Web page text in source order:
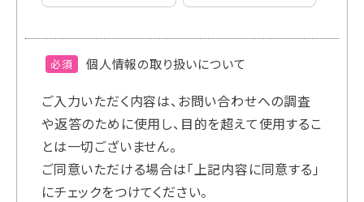
個人情報の取り扱いについて
必須
ご入力いただく内容は、お問い合わせへの調査
や返答のために使用し、目的を超えて使用するこ
とは一切ございません。
ご同意いただける場合は「上記内容に同意する」
にチェックをつけてください。